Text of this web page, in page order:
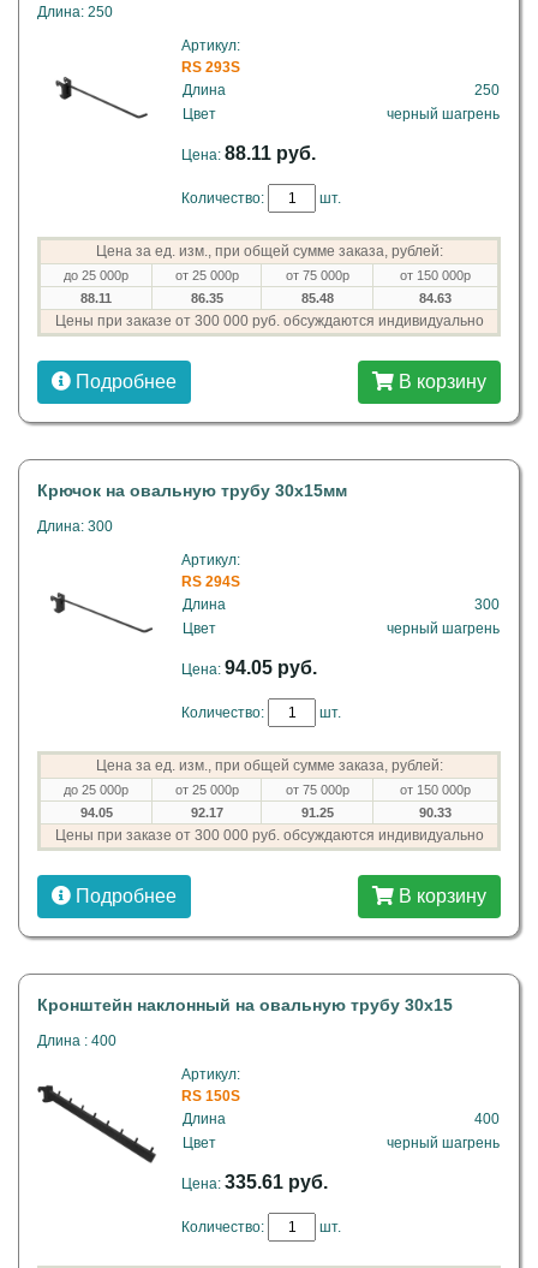
Длина: 250
Артикул:
RS 293S
Длина
250
Цвет
черный шагрень
Цена: 88.11 руб.
Количество: шт.
Цена за ед. изм., при общей сумме заказа, рублей:
до 25 000р от 25 000р от 75 000р
от 150 000р
88.11
86.35 85.48 84.63
Цены при заказе от 300 000 руб. обсуждаются индивидуально
Подробнее В корзину
Крючок на овальную трубу 30х15мм
Длина: 300
Артикул:
RS 294S
Длина
300
Цвет
черный шагрень
Цена: 94.05 руб.
Количество: шт.
Цена за ед. изм., при общей сумме заказа, рублей:
до 25 000р от 25 000р от 75 000р
от 150 000р
94.05
92.17 91.25 90.33
Цены при заказе от 300 000 руб. обсуждаются индивидуально
Подробнее В корзину
Кронштейн наклонный на овальную трубу 30х15
Длина : 400
Артикул:
RS 150S
Длина
400
Цвет
черный шагрень
Цена: 335.61 руб.
Количество: шт.